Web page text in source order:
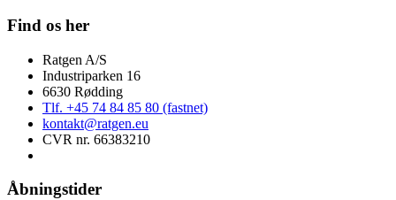
Find os her
Ratgen A/S
Industriparken 16
6630 Rødding
Tlf. +45 74 84 85 80 (fastnet)
kontakt@ratgen.eu
CVR nr. 66383210
Åbningstider